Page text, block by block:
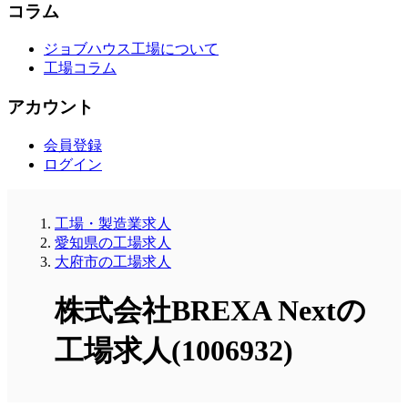
コラム
ジョブハウス工場について
工場コラム
アカウント
会員登録
ログイン
工場・製造業求人
愛知県の工場求人
大府市の工場求人
株式会社BREXA Nextの
工場求人(1006932)